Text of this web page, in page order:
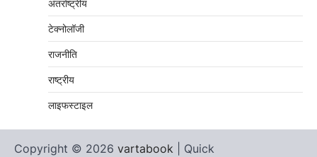
अंतर्राष्ट्रीय
टेक्नोलॉजी
राजनीति
राष्ट्रीय
लाइफस्टाइल
Copyright © 2026 vartabook | Quick